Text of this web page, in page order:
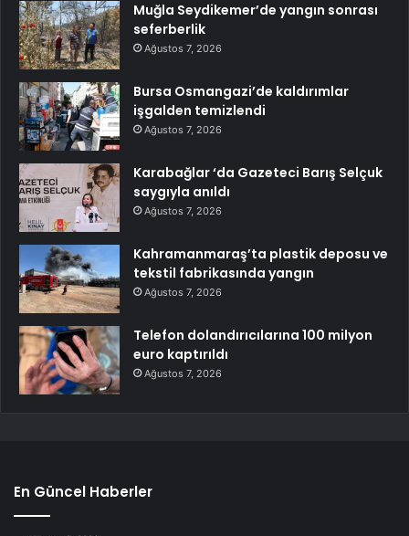
Muğla Seydikemer’de yangın sonrası
seferberlik
Ağustos 7, 2026
Bursa Osmangazi’de kaldırımlar
işgalden temizlendi
Ağustos 7, 2026
Karabağlar ‘da Gazeteci Barış Selçuk
saygıyla anıldı
Ağustos 7, 2026
Kahramanmaraş’ta plastik deposu ve
tekstil fabrikasında yangın
Ağustos 7, 2026
Telefon dolandırıcılarına 100 milyon
euro kaptırıldı
Ağustos 7, 2026
En Güncel Haberler